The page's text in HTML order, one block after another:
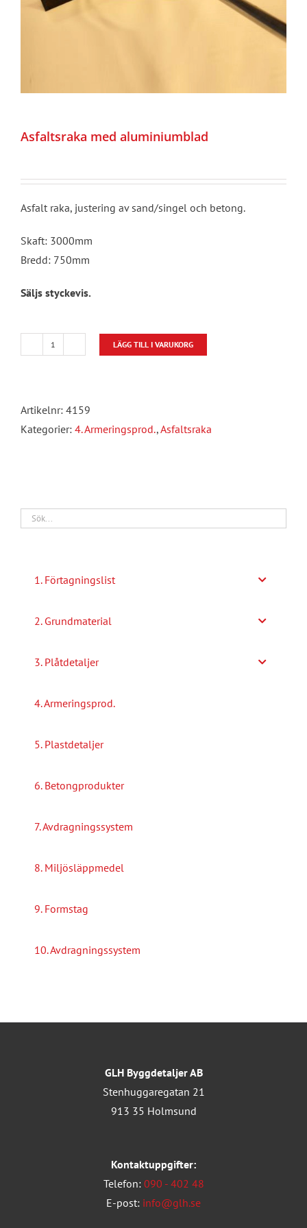
Asfaltsraka med aluminiumblad
Asfalt raka, justering av sand/singel och betong.
Skaft: 3000mm
Bredd: 750mm
Säljs styckevis.
Asfaltsraka
mängd
LÄGG TILL I VARUKORG
Artikelnr: 4159
Kategorier: 4. Armeringsprod.,Asfaltsraka
1. Förtagningslist
2. Grundmaterial
3. Plåtdetaljer
4. Armeringsprod.
5. Plastdetaljer
6. Betongprodukter
7. Avdragningssystem
8. Miljösläppmedel
9. Formstag
10. Avdragningssystem
GLH Byggdetaljer AB
Stenhuggaregatan 21
913 35 Holmsund
Kontaktuppgifter:
Telefon: 090 - 402 48
E-post: info@glh.se